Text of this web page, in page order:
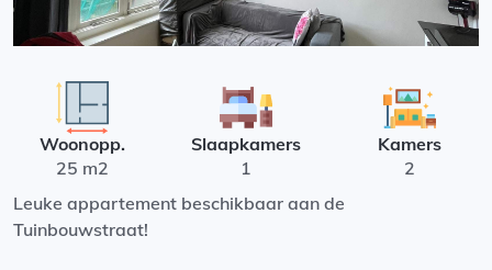
Woonopp.
25 m2
Slaapkamers
1
Kamers
2
Leuke appartement beschikbaar aan de
Tuinbouwstraat!